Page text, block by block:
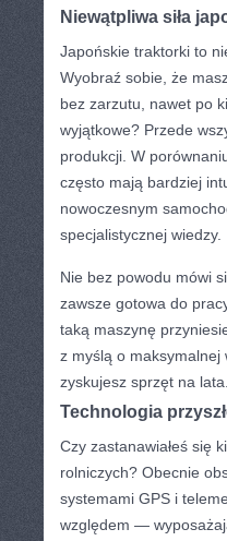
Niewątpliwa siła
Japońskie traktorki to
Wyobraź sobie, że
bez zarzutu, nawet po
wyjątkowe? Przede
produkcji. W
często mają bardziej
nowoczesnym
specjalistycznej wiedzy.
Nie bez powodu mówi
zawsze gotowa do
taką maszynę
z myślą o maksymalnej
zyskujesz sprzęt na lata.
Technologia
Czy zastanawiałeś się
rolniczych? Obecnie
systemami GPS i
względem —